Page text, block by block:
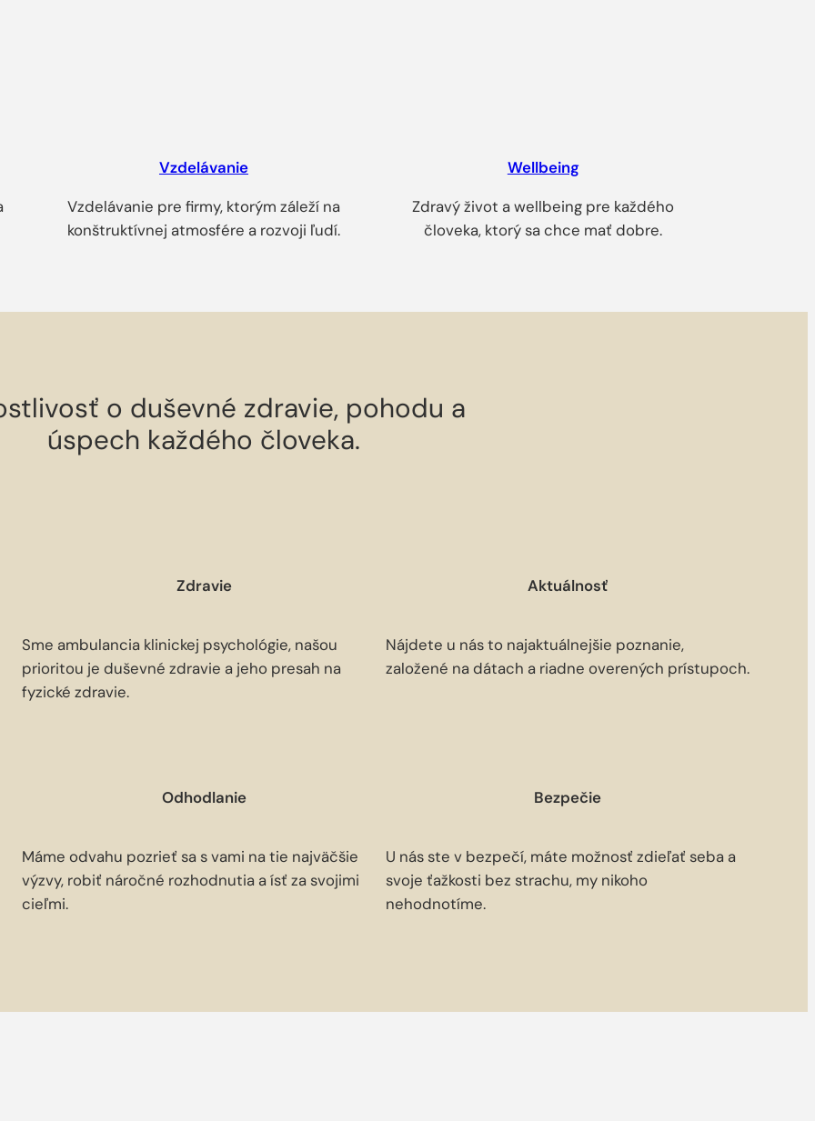
Vzdelávanie
Vzdelávanie pre firmy, ktorým záleží na
konštruktívnej atmosfére a rozvoji ľudí.
Wellbeing
Zdravý život a wellbeing pre každého
človeka, ktorý sa chce mať dobre.
o duševné zdravie, pohodu a
úspech každého človeka.
Zdravie
Sme ambulancia klinickej psychológie, našou
prioritou je duševné zdravie a jeho presah na
fyzické zdravie.
Aktuálnosť
Nájdete u nás to najaktuálnejšie poznanie,
založené na dátach a riadne overených prístupoch.
Odhodlanie
Máme odvahu pozrieť sa s vami na tie najväčšie
výzvy, robiť náročné rozhodnutia a ísť za svojimi
cieľmi.
Bezpečie
U nás ste v bezpečí, máte možnosť zdieľať seba a
svoje ťažkosti bez strachu, my nikoho
nehodnotíme.